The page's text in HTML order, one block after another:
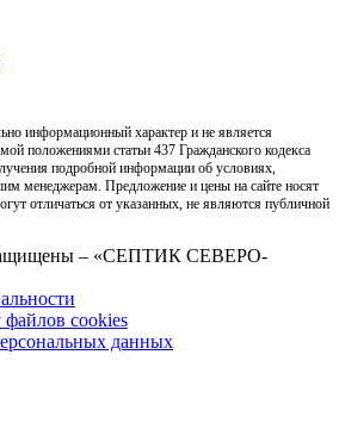
информационный характер и не является
положениями статьи 437 Гражданского кодекса
подробной информации об условиях,
менеджерам. Предложение и цены на сайте носят
отличаться от указанных, не являются публичной
защищены – «СЕПТИК СЕВЕРО-
файлов cookies
данных